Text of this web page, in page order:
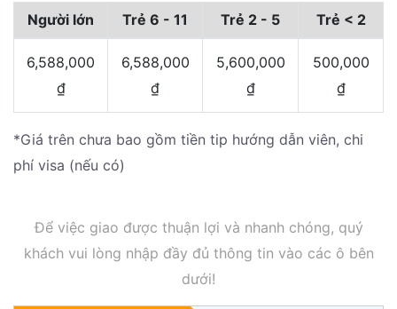
Người lớn Trẻ 6 - 11 Trẻ 2 - 5 Trẻ < 2
6,588,000
₫
6,588,000
₫
5,600,000
₫
500,000
₫
*Giá trên chưa bao gồm tiền tip hướng dẫn viên, chi
phí visa (nếu có)
Để việc giao được thuận lợi và nhanh chóng, quý
khách vui lòng nhập đầy đủ thông tin vào các ô bên
dưới!